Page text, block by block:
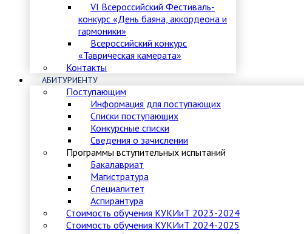
VI Всероссийский Фестиваль-
конкурс «День баяна, аккордеона и
гармоники»
Всероссийский конкурс
«Таврическая камерата»
Контакты
АБИТУРИЕНТУ
Поступающим
Информация для поступающих
Списки поступающих
Конкурсные списки
Сведения о зачислении
Программы вступительных испытаний
Бакалавриат
Магистратура
Специалитет
Аспирантура
Стоимость обучения КУКИиТ 2023-2024
Стоимость обучения КУКИиТ 2024-2025